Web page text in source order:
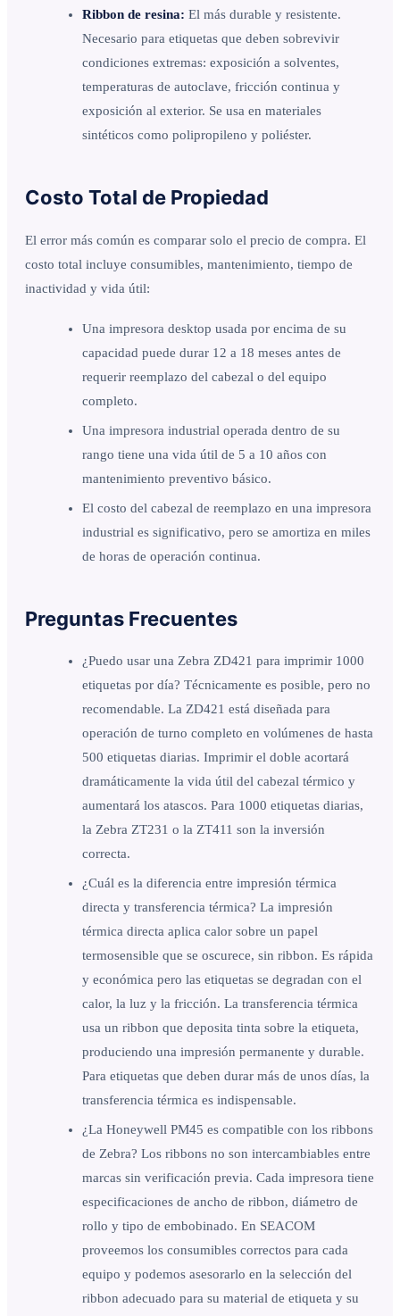
Ribbon de resina: El más durable y resistente.
Necesario para etiquetas que deben sobrevivir
condiciones extremas: exposición a solventes,
temperaturas de autoclave, fricción continua y
exposición al exterior. Se usa en materiales
sintéticos como polipropileno y poliéster.
Costo Total de Propiedad
El error más común es comparar solo el precio de compra. El
costo total incluye consumibles, mantenimiento, tiempo de
inactividad y vida útil:
Una impresora desktop usada por encima de su
capacidad puede durar 12 a 18 meses antes de
requerir reemplazo del cabezal o del equipo
completo.
Una impresora industrial operada dentro de su
rango tiene una vida útil de 5 a 10 años con
mantenimiento preventivo básico.
El costo del cabezal de reemplazo en una impresora
industrial es significativo, pero se amortiza en miles
de horas de operación continua.
Preguntas Frecuentes
¿Puedo usar una Zebra ZD421 para imprimir 1000
etiquetas por día? Técnicamente es posible, pero no
recomendable. La ZD421 está diseñada para
operación de turno completo en volúmenes de hasta
500 etiquetas diarias. Imprimir el doble acortará
dramáticamente la vida útil del cabezal térmico y
aumentará los atascos. Para 1000 etiquetas diarias,
la Zebra ZT231 o la ZT411 son la inversión
correcta.
¿Cuál es la diferencia entre impresión térmica
directa y transferencia térmica? La impresión
térmica directa aplica calor sobre un papel
termosensible que se oscurece, sin ribbon. Es rápida
y económica pero las etiquetas se degradan con el
calor, la luz y la fricción. La transferencia térmica
usa un ribbon que deposita tinta sobre la etiqueta,
produciendo una impresión permanente y durable.
Para etiquetas que deben durar más de unos días, la
transferencia térmica es indispensable.
¿La Honeywell PM45 es compatible con los ribbons
de Zebra? Los ribbons no son intercambiables entre
marcas sin verificación previa. Cada impresora tiene
especificaciones de ancho de ribbon, diámetro de
rollo y tipo de embobinado. En SEACOM
proveemos los consumibles correctos para cada
equipo y podemos asesorarlo en la selección del
ribbon adecuado para su material de etiqueta y su